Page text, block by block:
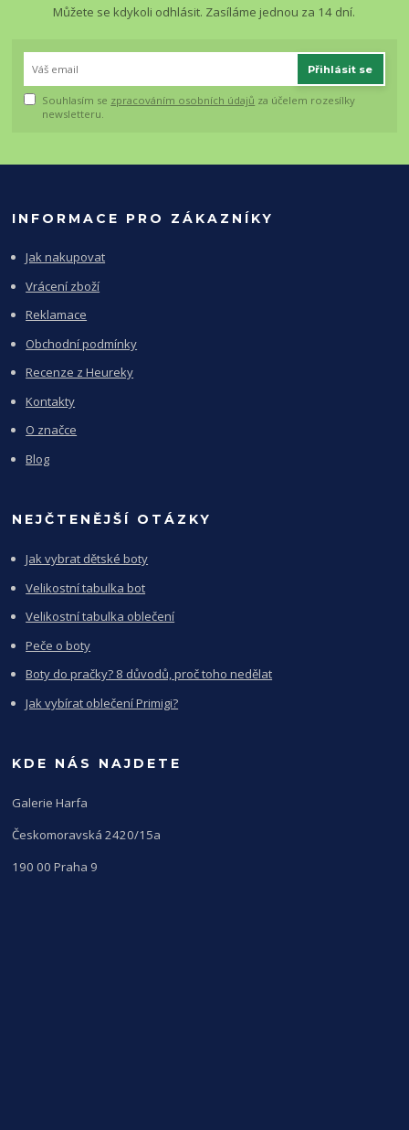
Můžete se kdykoli odhlásit. Zasíláme jednou za 14 dní.
Přihlásit se
Souhlasím se zpracováním osobních údajů za účelem rozesílky
newsletteru.
INFORMACE PRO ZÁKAZNÍKY
Jak nakupovat
Vrácení zboží
Reklamace
Obchodní podmínky
Recenze z Heureky
Kontakty
O značce
Blog
NEJČTENĚJŠÍ OTÁZKY
Jak vybrat dětské boty
Velikostní tabulka bot
Velikostní tabulka oblečení
Peče o boty
Boty do pračky? 8 důvodů, proč toho nedělat
Jak vybírat oblečení Primigi?
KDE NÁS NAJDETE
Galerie Harfa
Českomoravská 2420/15a
190 00 Praha 9